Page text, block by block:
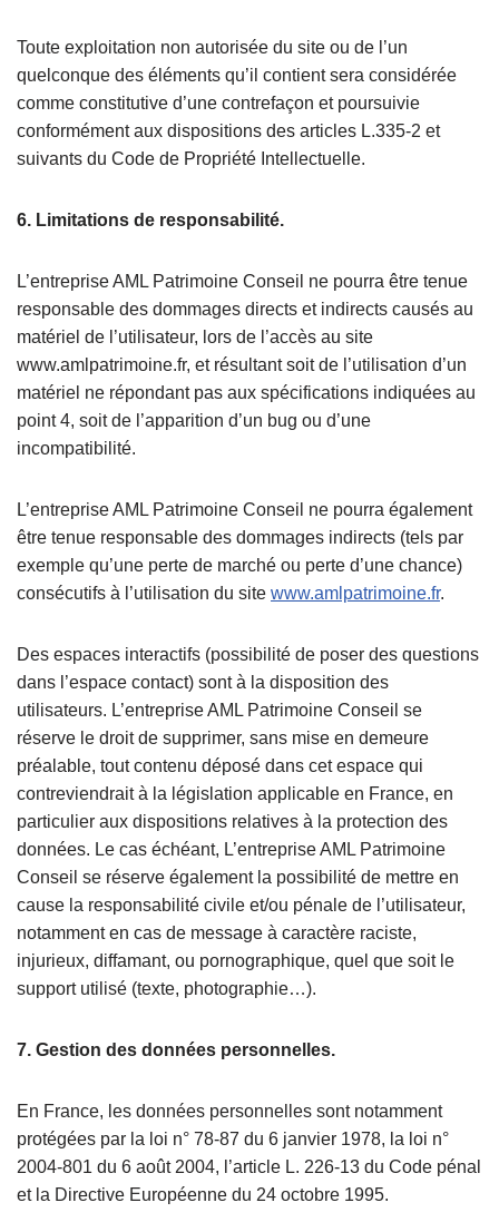
Toute exploitation non autorisée du site ou de l’un
quelconque des éléments qu’il contient sera considérée
comme constitutive d’une contrefaçon et poursuivie
conformément aux dispositions des articles L.335-2 et
suivants du Code de Propriété Intellectuelle.
6. Limitations de responsabilité.
L’entreprise AML Patrimoine Conseil ne pourra être tenue
responsable des dommages directs et indirects causés au
matériel de l’utilisateur, lors de l’accès au site
www.amlpatrimoine.fr, et résultant soit de l’utilisation d’un
matériel ne répondant pas aux spécifications indiquées au
point 4, soit de l’apparition d’un bug ou d’une
incompatibilité.
L’entreprise AML Patrimoine Conseil ne pourra également
être tenue responsable des dommages indirects (tels par
exemple qu’une perte de marché ou perte d’une chance)
consécutifs à l’utilisation du site www.amlpatrimoine.fr.
Des espaces interactifs (possibilité de poser des questions
dans l’espace contact) sont à la disposition des
utilisateurs. L’entreprise AML Patrimoine Conseil se
réserve le droit de supprimer, sans mise en demeure
préalable, tout contenu déposé dans cet espace qui
contreviendrait à la législation applicable en France, en
particulier aux dispositions relatives à la protection des
données. Le cas échéant, L’entreprise AML Patrimoine
Conseil se réserve également la possibilité de mettre en
cause la responsabilité civile et/ou pénale de l’utilisateur,
notamment en cas de message à caractère raciste,
injurieux, diffamant, ou pornographique, quel que soit le
support utilisé (texte, photographie…).
7. Gestion des données personnelles.
En France, les données personnelles sont notamment
protégées par la loi n° 78-87 du 6 janvier 1978, la loi n°
2004-801 du 6 août 2004, l’article L. 226-13 du Code pénal
et la Directive Européenne du 24 octobre 1995.